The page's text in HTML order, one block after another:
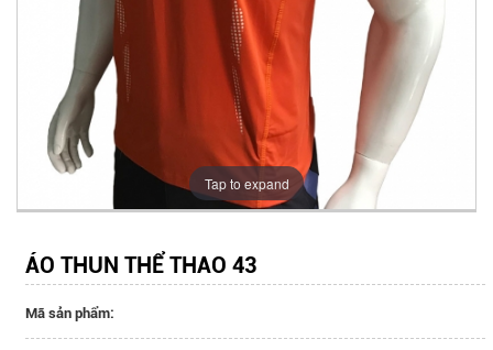
Tap to expand
ÁO THUN THỂ THAO 43
Mã sản phẩm: